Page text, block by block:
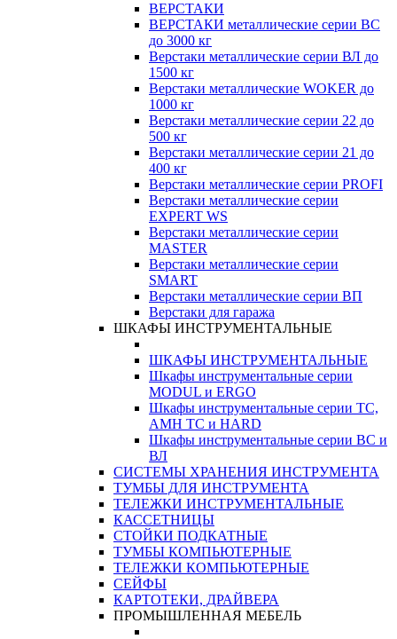
ВЕРСТАКИ
ВЕРСТАКИ металлические серии ВС
до 3000 кг
Верстаки металлические серии ВЛ до
1500 кг
Верстаки металлические WOKER до
1000 кг
Верстаки металлические серии 22 до
500 кг
Верстаки металлические серии 21 до
400 кг
Верстаки металлические серии PROFI
Верстаки металлические серии
EXPERT WS
Верстаки металлические серии
MASTER
Верстаки металлические серии
SMART
Верстаки металлические серии ВП
Верстаки для гаража
ШКАФЫ ИНСТРУМЕНТАЛЬНЫЕ
ШКАФЫ ИНСТРУМЕНТАЛЬНЫЕ
Шкафы инструментальные серии
MODUL и ERGO
Шкафы инструментальные серии ТС,
АМН ТС и HARD
Шкафы инструментальные серии ВС и
ВЛ
СИСТЕМЫ ХРАНЕНИЯ ИНСТРУМЕНТА
ТУМБЫ ДЛЯ ИНСТРУМЕНТА
ТЕЛЕЖКИ ИНСТРУМЕНТАЛЬНЫЕ
КАССЕТНИЦЫ
СТОЙКИ ПОДКАТНЫЕ
ТУМБЫ КОМПЬЮТЕРНЫЕ
ТЕЛЕЖКИ КОМПЬЮТЕРНЫЕ
СЕЙФЫ
КАРТОТЕКИ, ДРАЙВЕРА
ПРОМЫШЛЕННАЯ МЕБЕЛЬ